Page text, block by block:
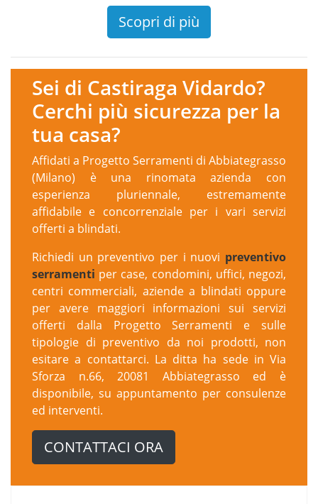
Scopri di più
Sei di Castiraga Vidardo?
Cerchi più sicurezza per la
tua casa?
Affidati a Progetto Serramenti di Abbiategrasso
(Milano) è una rinomata azienda con
esperienza pluriennale, estremamente
affidabile e concorrenziale per i vari servizi
offerti a blindati.
Richiedi un preventivo per i nuovi preventivo
serramenti per case, condomini, uffici, negozi,
centri commerciali, aziende a blindati oppure
per avere maggiori informazioni sui servizi
offerti dalla Progetto Serramenti e sulle
tipologie di preventivo da noi prodotti, non
esitare a contattarci. La ditta ha sede in Via
Sforza n.66, 20081 Abbiategrasso ed è
disponibile, su appuntamento per consulenze
ed interventi.
CONTATTACI ORA